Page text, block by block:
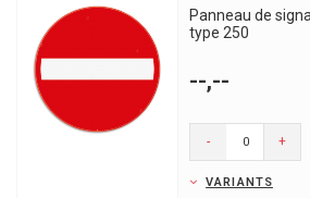
Panneau de
type 250
--,--
- +
VARIANTS